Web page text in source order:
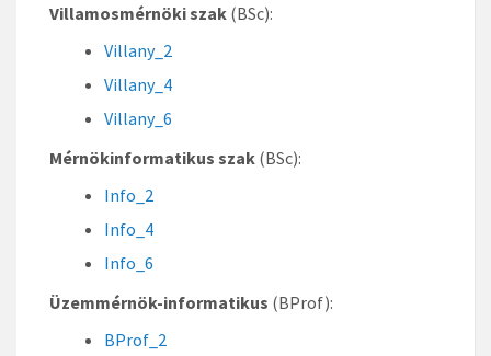
Villamosmérnöki szak (BSc):
Villany_2
Villany_4
Villany_6
Mérnökinformatikus szak (BSc):
Info_2
Info_4
Info_6
Üzemmérnök-informatikus (BProf):
BProf_2